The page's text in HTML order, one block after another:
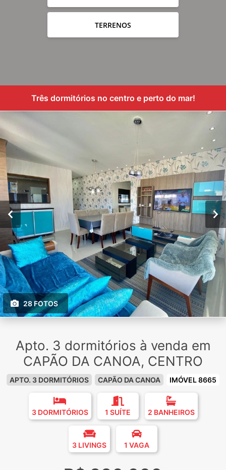
TERRENOS
Três dormitórios no centro e perto do mar!
28 FOTOS
Apto. 3 dormitórios à venda em
CAPÃO DA CANOA, CENTRO
APTO. 3 DORMITÓRIOS CAPÃO DA CANOA IMÓVEL 8665
3 DORMITÓRIOS 1 SUÍTE 2 BANHEIROS
3 LIVINGS 1 VAGA